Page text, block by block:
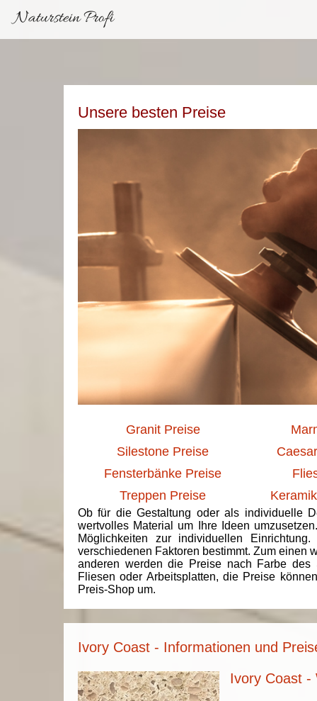
Naturstein Profi
Unsere besten Preise
Granit Preise
Silestone Preise
Fensterbänke Preise
Treppen Preise
Ob für die Gestaltung oder als individuelle
wertvolles Material um Ihre Ideen
Möglichkeiten zur individuellen
verschiedenen Faktoren bestimmt. Zum einen
anderen werden die Preise nach Farbe des
Fliesen oder Arbeitsplatten, die Preise
Preis-Shop um.
Ivory Coast - Informationen und
Ivory Coast -